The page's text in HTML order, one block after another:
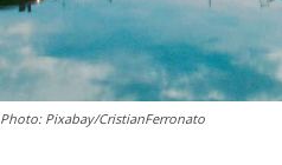
Photo: Pixabay/CristianFerronato